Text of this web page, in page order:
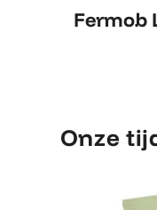
Fermob
Fermob
Onze